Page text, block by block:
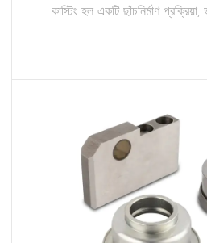
কাস্টিং হল একটি ছাঁচনির্মাণ